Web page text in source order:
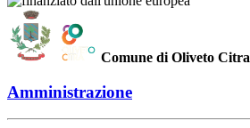
Comune di Oliveto Citra
Amministrazione